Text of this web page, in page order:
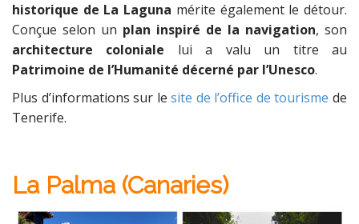
historique de La Laguna mérite également le détour.
Conçue selon un plan inspiré de la navigation, son
architecture coloniale lui a valu un titre au
Patrimoine de l’Humanité décerné par l’Unesco.
Plus d’informations sur lesite de l’office de tourisme de
Tenerife.
La Palma (Canaries)